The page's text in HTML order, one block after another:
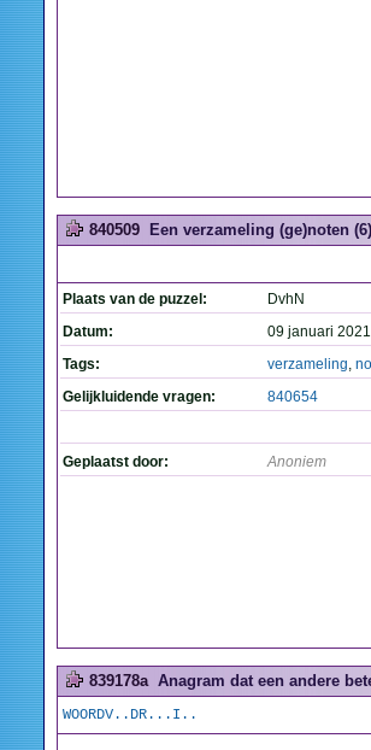
840509 Een verzameling (ge)noten (6)
Plaats van de puzzel:
DvhN
Datum:
09 januari
Tags:
verzameling,
Gelijkluidende vragen:
840654
Geplaatst door: Anoniem
839178a Anagram dat een andere
WOORDV..DR...I..